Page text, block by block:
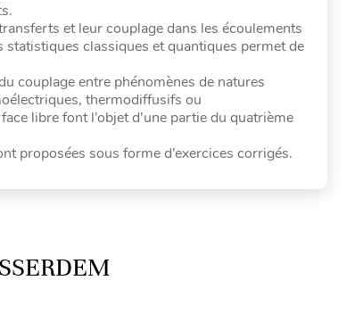
et leur couplage dans les écoulements
classiques et quantiques permet de
couplage entre phénomènes de natures
thermodiffusifs ou
libre font l’objet d’une partie du quatrième
proposées sous forme d’exercices corrigés.